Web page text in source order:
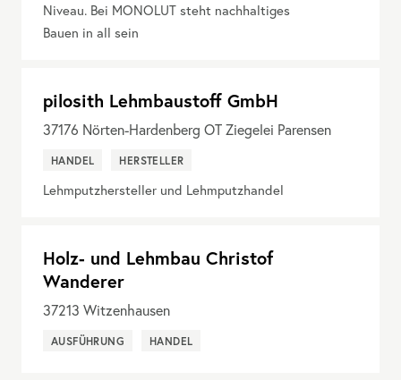
Niveau. Bei MONOLUT steht nachhaltiges
Bauen in all sein
pilosith Lehmbaustoff GmbH
37176 Nörten-Hardenberg OT Ziegelei Parensen
HANDEL HERSTELLER
Lehmputzhersteller und Lehmputzhandel
Holz- und Lehmbau Christof
Wanderer
37213 Witzenhausen
AUSFÜHRUNG HANDEL